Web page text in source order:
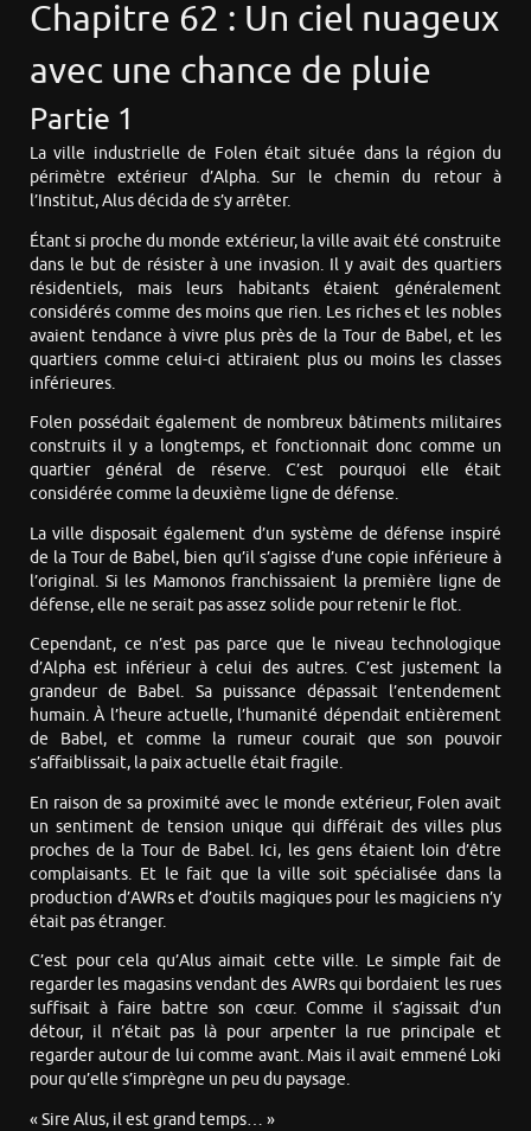
Chapitre 62 : Un ciel nuageux
avec une chance de pluie
Partie 1
La ville industrielle de Folen était située dans la région du
périmètre extérieur d’Alpha. Sur le chemin du retour à
l’Institut, Alus décida de s’y arrêter.
Étant si proche du monde extérieur, la ville avait été construite
dans le but de résister à une invasion. Il y avait des quartiers
résidentiels, mais leurs habitants étaient généralement
considérés comme des moins que rien. Les riches et les nobles
avaient tendance à vivre plus près de la Tour de Babel, et les
quartiers comme celui-ci attiraient plus ou moins les classes
inférieures.
Folen possédait également de nombreux bâtiments militaires
construits il y a longtemps, et fonctionnait donc comme un
quartier général de réserve. C’est pourquoi elle était
considérée comme la deuxième ligne de défense.
La ville disposait également d’un système de défense inspiré
de la Tour de Babel, bien qu’il s’agisse d’une copie inférieure à
l’original. Si les Mamonos franchissaient la première ligne de
défense, elle ne serait pas assez solide pour retenir le flot.
Cependant, ce n’est pas parce que le niveau technologique
d’Alpha est inférieur à celui des autres. C’est justement la
grandeur de Babel. Sa puissance dépassait l’entendement
humain. À l’heure actuelle, l’humanité dépendait entièrement
de Babel, et comme la rumeur courait que son pouvoir
s’affaiblissait, la paix actuelle était fragile.
En raison de sa proximité avec le monde extérieur, Folen avait
un sentiment de tension unique qui différait des villes plus
proches de la Tour de Babel. Ici, les gens étaient loin d’être
complaisants. Et le fait que la ville soit spécialisée dans la
production d’AWRs et d’outils magiques pour les magiciens n’y
était pas étranger.
C’est pour cela qu’Alus aimait cette ville. Le simple fait de
regarder les magasins vendant des AWRs qui bordaient les rues
suffisait à faire battre son cœur. Comme il s’agissait d’un
détour, il n’était pas là pour arpenter la rue principale et
regarder autour de lui comme avant. Mais il avait emmené Loki
pour qu’elle s’imprègne un peu du paysage.
« Sire Alus, il est grand temps… »